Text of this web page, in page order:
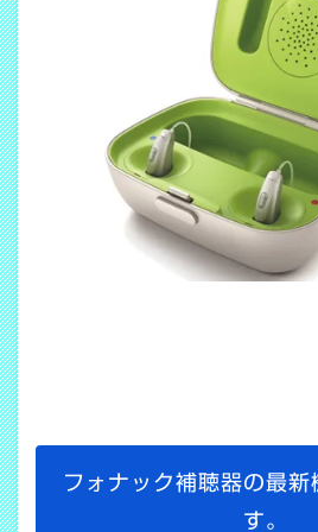
フォナック補聴器の最新
す。